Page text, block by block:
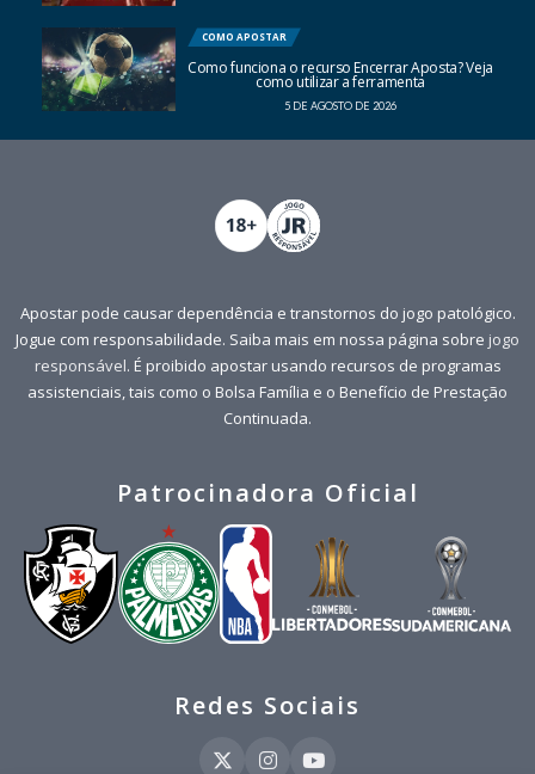
COMO APOSTAR
Como funciona o recurso Encerrar Aposta? Veja
como utilizar a ferramenta
5 DE AGOSTO DE 2026
Apostar pode causar dependência e transtornos do jogo patológico.
Jogue com responsabilidade. Saiba mais em nossa página sobre jogo
responsável. É proibido apostar usando recursos de programas
assistenciais, tais como o Bolsa Família e o Benefício de Prestação
Continuada.
Patrocinadora Oficial
Redes Sociais